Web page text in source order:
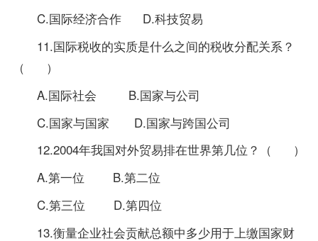
C.国际经济合作 D.科技贸易
11.国际税收的实质是什么之间的税收分配关系？
（ ）
A.国际社会 B.国家与公司
C.国家与国家 D.国家与跨国公司
12.2004年我国对外贸易排在世界第几位？（ ）
A.第一位 B.第二位
C.第三位 D.第四位
13.衡量企业社会贡献总额中多少用于上缴国家财